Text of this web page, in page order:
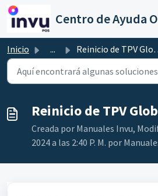
Ir al contenido principal
Centro de Ayuda
Inicio ... Reinicio de TPV Global Bank.
Reinicio de TPV
Creada por Manuales Invu,
2024 a las 2:40 P. M. por